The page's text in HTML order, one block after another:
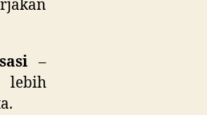
–
lebih